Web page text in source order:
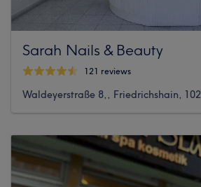
Sarah Nails & Beauty
121 reviews
Waldeyerstraße 8,, Friedrichshain,